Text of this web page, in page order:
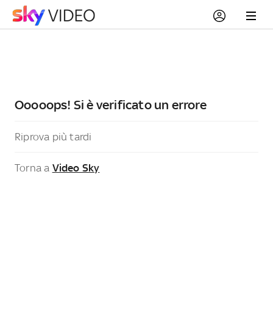
Ooooops! Si è verificato un errore
Riprova più tardi
Torna a Video Sky